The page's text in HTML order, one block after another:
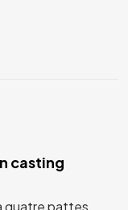
casting
quatre pattes